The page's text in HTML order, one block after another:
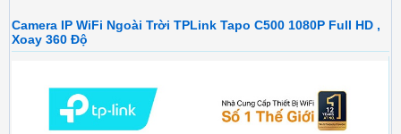
Camera IP WiFi Ngoài Trời TPLink Tapo C500 1080P Full HD ,
Xoay 360 Độ